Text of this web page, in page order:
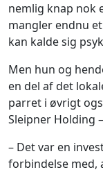
nemlig knap nok
mangler endnu
kan kalde sig
Men hun og
en del af det
parret i øvrigt
Sleipner Holding
– Det var en
forbindelse med,